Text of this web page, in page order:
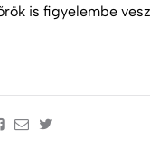
is figyelembe